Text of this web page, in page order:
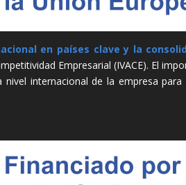
en países clave y la
Empresarial (IVACE). El
internacional de la empresa para